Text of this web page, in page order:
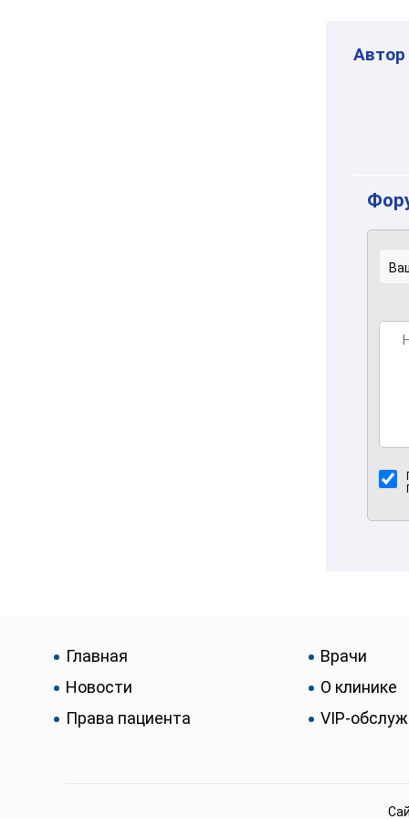
Автор
Главная
Врачи
Новости
О клинике
Права пациента
VIP-